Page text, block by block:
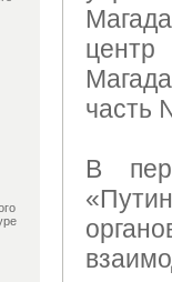
часть
В